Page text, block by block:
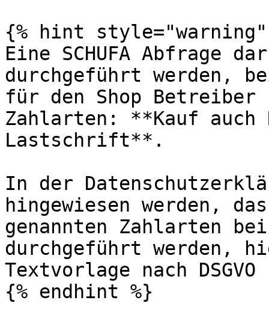
{% hint style="warning"
Eine SCHUFA Abfrage
durchgeführt werden,
für den Shop
Zahlarten: **Kauf auch
Lastschrift**.
In der
hingewiesen werden,
genannten Zahlarten
durchgeführt werden,
Textvorlage nach
{% endhint %}